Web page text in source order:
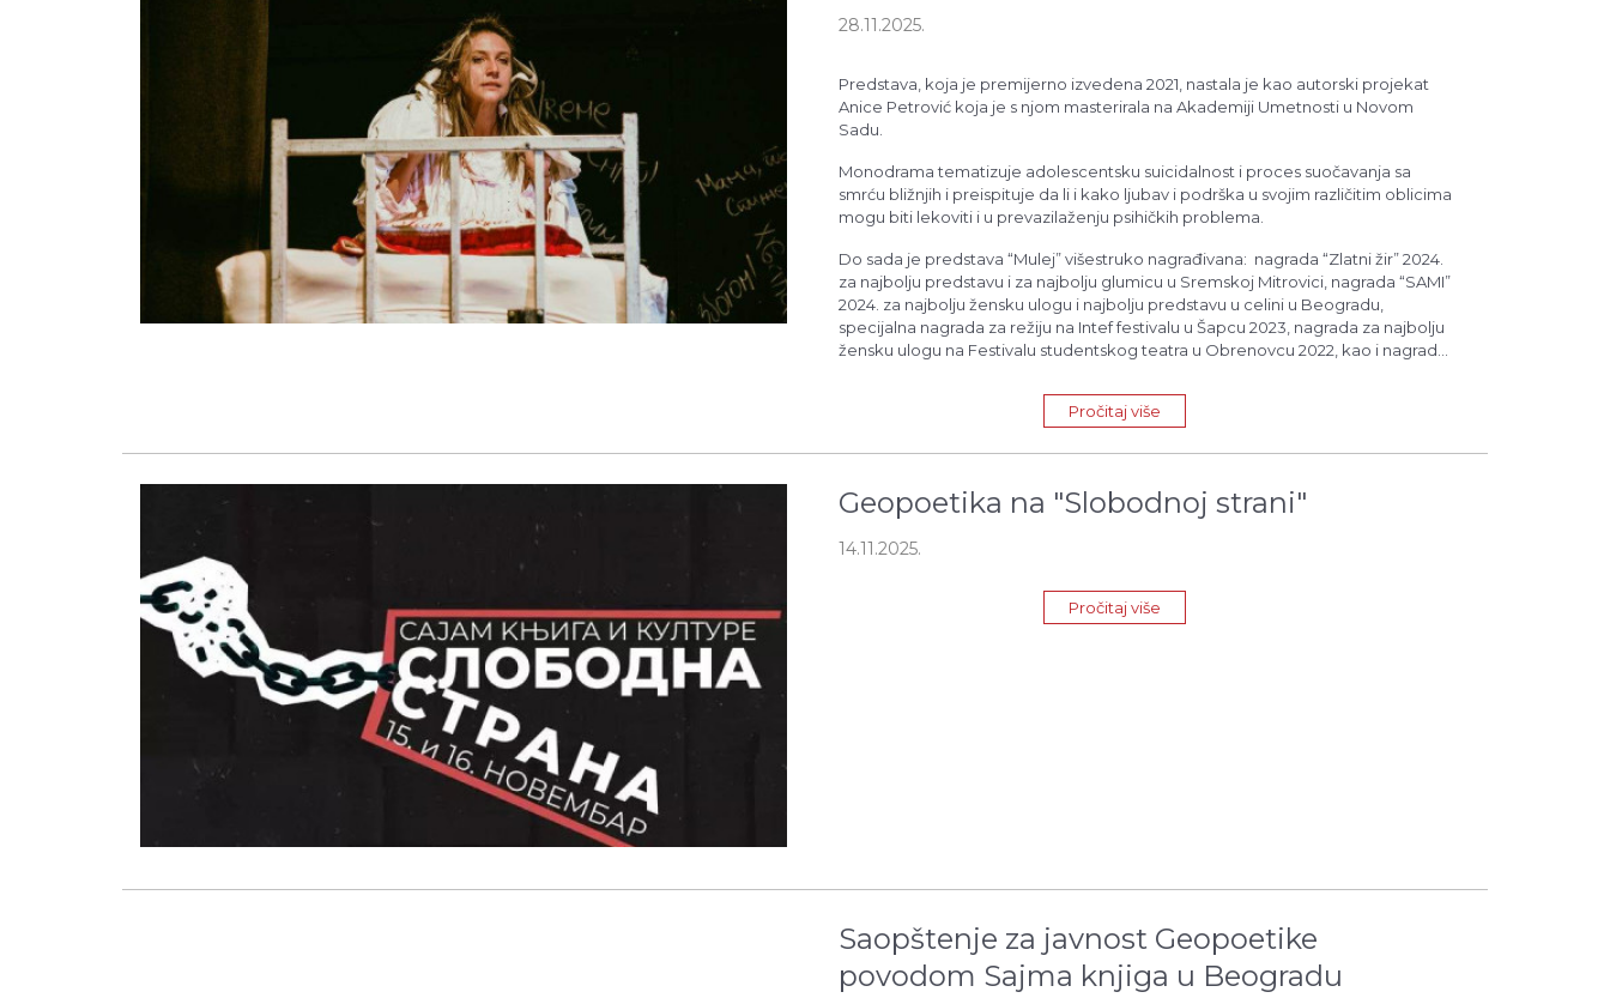
28.11.2025.
Predstava, koja je premijerno izvedena 2021, nastala je kao autorski projekat
Anice Petrović koja je s njom masterirala na Akademiji Umetnosti u Novom
Sadu.
Monodrama tematizuje adolescentsku suicidalnost i proces suočavanja sa
smrću bližnjih i preispituje da li i kako ljubav i podrška u svojim različitim oblicima
mogu biti lekoviti i u prevazilaženju psihičkih problema.
Do sada je predstava “Mulej” višestruko nagrađivana: nagrada “Zlatni žir” 2024.
za najbolju predstavu i za najbolju glumicu u Sremskoj Mitrovici, nagrada “SAMI”
2024. za najbolju žensku ulogu i najbolju predstavu u celini u Beogradu,
specijalna nagrada za režiju na Intef festivalu u Šapcu 2023, nagrada za najbolju
žensku ulogu na Festivalu studentskog teatra u Obrenovcu 2022, kao i nagrada
Pročitaj više
Geopoetika na "Slobodnoj strani"
14.11.2025.
Pročitaj više
Saopštenje za javnost Geopoetike
povodom Sajma knjiga u Beogradu